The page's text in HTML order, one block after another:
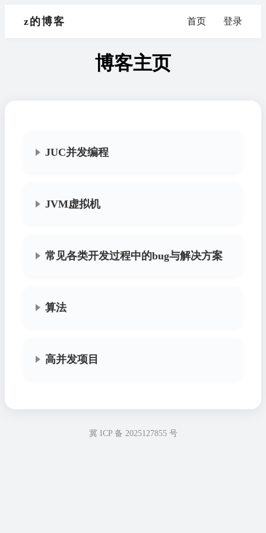
z的博客 首页 登录
博客主页
JUC并发编程
JVM虚拟机
常见各类开发过程中的bug与解决方案
算法
高并发项目
冀 ICP 备 2025127855 号